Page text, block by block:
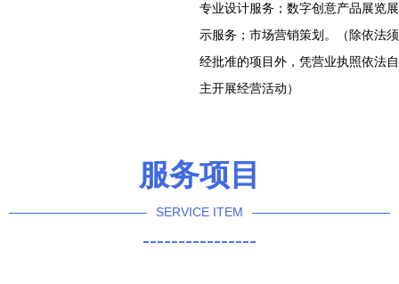
专业设计服务；数字创意产品展览展
示服务；市场营销策划。（除依法须
经批准的项目外，凭营业执照依法自
主开展经营活动）
服务项目
SERVICE ITEM
----------------